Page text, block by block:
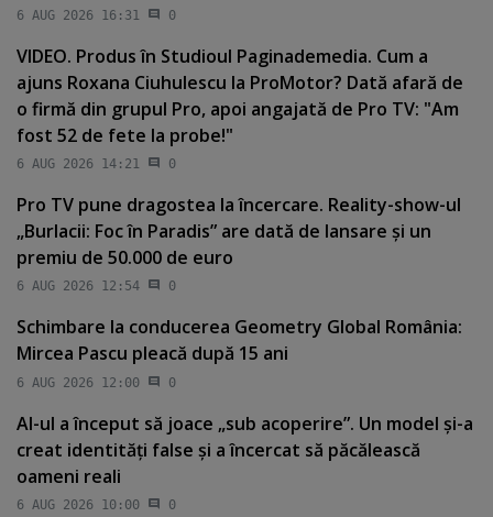
6 AUG 2026 16:31 0
VIDEO. Produs în Studioul Paginademedia. Cum a
ajuns Roxana Ciuhulescu la ProMotor? Dată afară de
o firmă din grupul Pro, apoi angajată de Pro TV: "Am
fost 52 de fete la probe!"
6 AUG 2026 14:21 0
Pro TV pune dragostea la încercare. Reality-show-ul
„Burlacii: Foc în Paradis” are dată de lansare şi un
premiu de 50.000 de euro
6 AUG 2026 12:54 0
Schimbare la conducerea Geometry Global România:
Mircea Pascu pleacă după 15 ani
6 AUG 2026 12:00 0
AI-ul a început să joace „sub acoperire”. Un model şi-a
creat identităţi false şi a încercat să păcălească
oameni reali
6 AUG 2026 10:00 0